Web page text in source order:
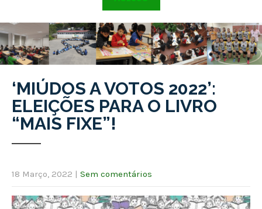
‘MIÚDOS A VOTOS 2022’:
ELEIÇÕES PARA O LIVRO
“MAIS FIXE”!
18 Março, 2022 | Sem comentários